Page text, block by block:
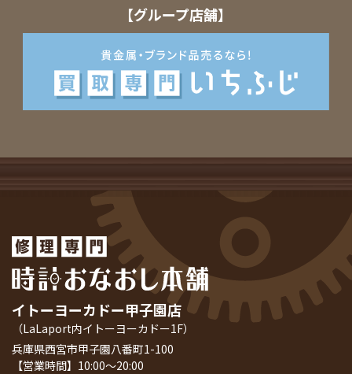
【グループ店舗】
イトーヨーカドー甲子園店
（LaLaport内イトーヨーカドー1F）
兵庫県西宮市甲子園八番町1-100
【営業時間】10:00～20:00